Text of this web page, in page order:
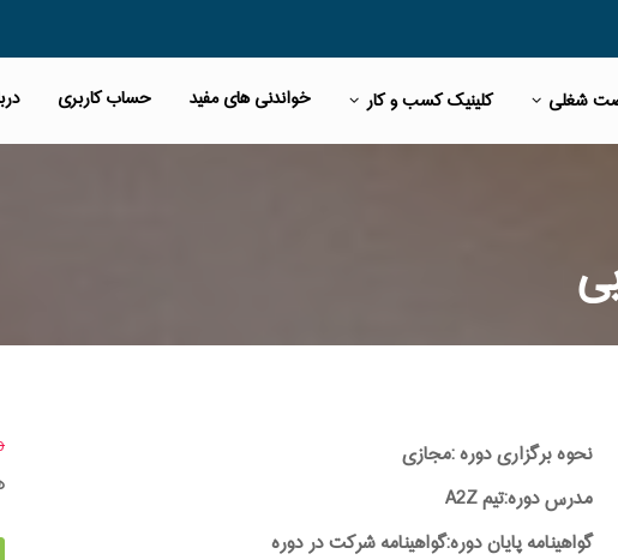
شغلی کلینیک کسب و کار خواندنی های مفید حساب کاربری
نحوه برگزاری دوره :مجازی
مدرس دوره:تیم A2Z
گواهینامه پایان دوره:گواهینامه شرکت در دوره